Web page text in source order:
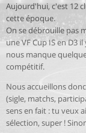
Aujourd'hui, c'est 12
cette époque.
On se débrouille pas
une VF Cup IS en D3
nous manque
compétitif.
Nous accueillons
(sigle, matchs,
sens en fait : tu veux
sélection, super !